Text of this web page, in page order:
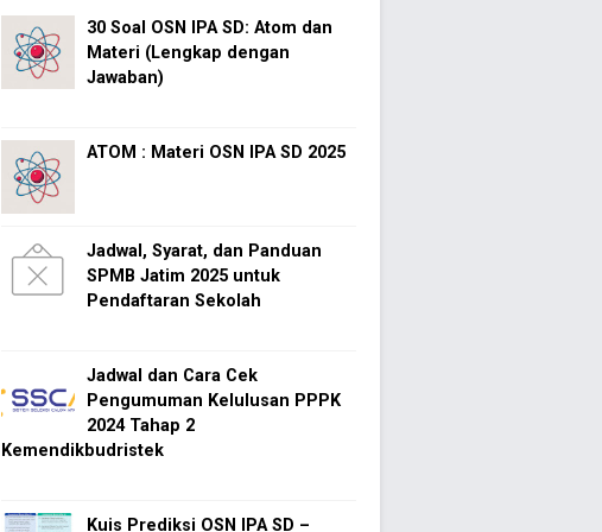
30 Soal OSN IPA SD: Atom dan
Materi (Lengkap dengan
Jawaban)
ATOM : Materi OSN IPA SD 2025
Jadwal, Syarat, dan Panduan
SPMB Jatim 2025 untuk
Pendaftaran Sekolah
Jadwal dan Cara Cek
Pengumuman Kelulusan PPPK
2024 Tahap 2
Kemendikbudristek
Kuis Prediksi OSN IPA SD –